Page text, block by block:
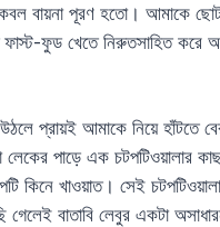
বায়না পূরণ হতো। আমাকে
ফুড খেতে নিরুতসাহিত করে
প্রায়ই আমাকে নিয়ে হাঁটতে
পাড়ে এক চটপটিওয়ালার
কিনে খাওয়াত। সেই
গেলেই বাতাবি লেবুর একটা